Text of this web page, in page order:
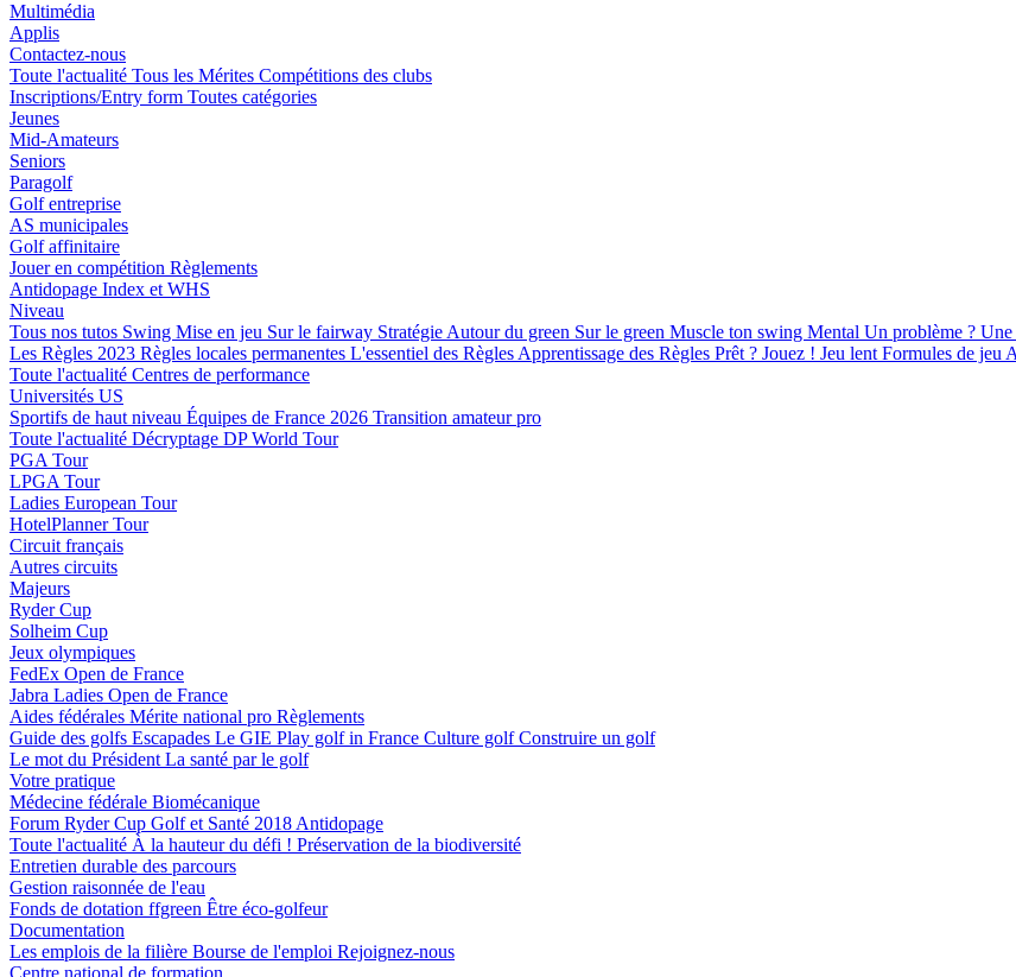
Multimédia
Applis
Contactez-nous
Toute l'actualité Tous les Mérites Compétitions des clubs
Inscriptions/Entry form Toutes catégories
Jeunes
Mid-Amateurs
Seniors
Paragolf
Golf entreprise
AS municipales
Golf affinitaire
Jouer en compétition Règlements
Antidopage Index et WHS
Niveau
Tous nos tutos Swing Mise en jeu Sur le fairway Stratégie Autour du green Sur le green Muscle ton swing Mental Un problème ?
Les Règles 2023 Règles locales permanentes L'essentiel des Règles Apprentissage des Règles Prêt ? Jouez ! Jeu lent Formules de jeu
Toute l'actualité Centres de performance
Universités US
Sportifs de haut niveau Équipes de France 2026 Transition amateur pro
Toute l'actualité Décryptage DP World Tour
PGA Tour
LPGA Tour
Ladies European Tour
HotelPlanner Tour
Circuit français
Autres circuits
Majeurs
Ryder Cup
Solheim Cup
Jeux olympiques
FedEx Open de France
Jabra Ladies Open de France
Aides fédérales Mérite national pro Règlements
Guide des golfs Escapades Le GIE Play golf in France Culture golfConstruire un golf
Le mot du Président La santé par le golf
Votre pratique
Médecine fédérale Biomécanique
Forum Ryder Cup Golf et Santé 2018 Antidopage
Toute l'actualité À la hauteur du défi ! Préservation de la biodiversité
Entretien durable des parcours
Gestion raisonnée de l'eau
Fonds de dotation ffgreen Être éco-golfeur
Documentation
Les emplois de la filière Bourse de l'emploi Rejoignez-nous
Centre national de formation